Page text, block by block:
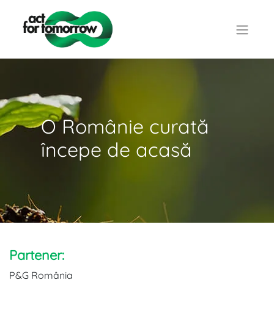
O Românie curată
începe de acasă
Partener:
P&G România